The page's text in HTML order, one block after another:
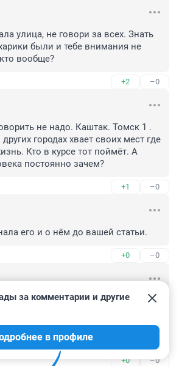
улица, не говори за всех. Знать
были и тебе внимания не
вообще?
+2 –0
не надо. Каштак. Томск 1 .
городах хвает своих мест где
Кто в курсе тот поймёт. А
постоянно зачем?
+1 –0
его и о нём до вашей статьи.
+0 –0
дворовые авторитеты и культ
Это было и в 70-е и 80-е и в 90-е
тоже, не знаю. Взрослым это не
+0 –0
за комментарии и другие
в профиле